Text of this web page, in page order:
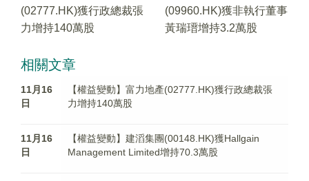
(02777.HK)獲行政總裁張
力增持140萬股
(09960.HK)獲非執行董事
黃瑞瑨增持3.2萬股
相關文章
11月16
日
【權益變動】富力地產(02777.HK)獲行政總裁張
力增持140萬股
11月16
日
【權益變動】建滔集團(00148.HK)獲Hallgain
Management Limited增持70.3萬股